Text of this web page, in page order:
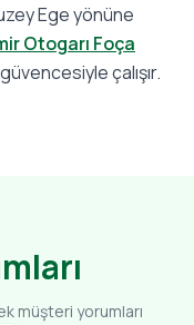
Ege yönüne
Otogarı Foça
çalışır.
müşteri yorumları